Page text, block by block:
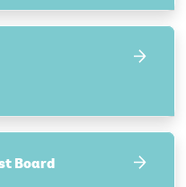
Board